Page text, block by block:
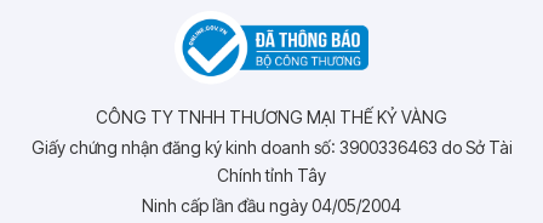
CÔNG TY TNHH THƯƠNG MẠI THẾ KỶ VÀNG
Giấy chứng nhận đăng ký kinh doanh số: 3900336463 do Sở Tài
Chính tỉnh Tây
Ninh cấp lần đầu ngày 04/05/2004